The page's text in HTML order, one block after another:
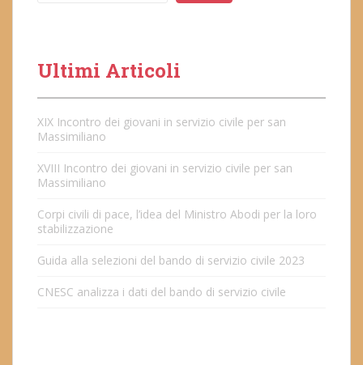
Ultimi Articoli
XIX Incontro dei giovani in servizio civile per san
Massimiliano
XVIII Incontro dei giovani in servizio civile per san
Massimiliano
Corpi civili di pace, l’idea del Ministro Abodi per la loro
stabilizzazione
Guida alla selezioni del bando di servizio civile 2023
CNESC analizza i dati del bando di servizio civile